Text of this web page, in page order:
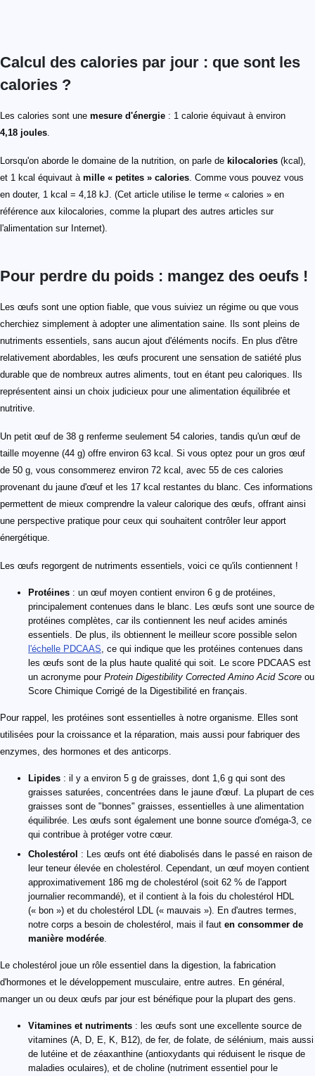
Calcul des calories par jour : que sont les
calories ?
Les calories sont une mesure d'énergie : 1 calorie équivaut à environ
4,18 joules.
Lorsqu'on aborde le domaine de la nutrition, on parle de kilocalories (kcal),
et 1 kcal équivaut à mille « petites » calories. Comme vous pouvez vous
en douter, 1 kcal = 4,18 kJ. (Cet article utilise le terme « calories » en
référence aux kilocalories, comme la plupart des autres articles sur
l'alimentation sur Internet).
Pour perdre du poids : mangez des oeufs !
Les œufs sont une option fiable, que vous suiviez un régime ou que vous
cherchiez simplement à adopter une alimentation saine. Ils sont pleins de
nutriments essentiels, sans aucun ajout d'éléments nocifs. En plus d'être
relativement abordables, les œufs procurent une sensation de satiété plus
durable que de nombreux autres aliments, tout en étant peu caloriques. Ils
représentent ainsi un choix judicieux pour une alimentation équilibrée et
nutritive.
Un petit œuf de 38 g renferme seulement 54 calories, tandis qu'un œuf de
taille moyenne (44 g) offre environ 63 kcal. Si vous optez pour un gros œuf
de 50 g, vous consommerez environ 72 kcal, avec 55 de ces calories
provenant du jaune d'œuf et les 17 kcal restantes du blanc. Ces informations
permettent de mieux comprendre la valeur calorique des œufs, offrant ainsi
une perspective pratique pour ceux qui souhaitent contrôler leur apport
énergétique.
Les œufs regorgent de nutriments essentiels, voici ce qu'ils contiennent !
Protéines : un œuf moyen contient environ 6 g de protéines,
principalement contenues dans le blanc. Les œufs sont une source de
protéines complètes, car ils contiennent les neuf acides aminés
essentiels. De plus, ils obtiennent le meilleur score possible selon
l'échelle PDCAAS, ce qui indique que les protéines contenues dans
les œufs sont de la plus haute qualité qui soit. Le score PDCAAS est
un acronyme pour Protein Digestibility Corrected Amino Acid Score ou
Score Chimique Corrigé de la Digestibilité en français.
Pour rappel, les protéines sont essentielles à notre organisme. Elles sont
utilisées pour la croissance et la réparation, mais aussi pour fabriquer des
enzymes, des hormones et des anticorps.
Lipides : il y a environ 5 g de graisses, dont 1,6 g qui sont des
graisses saturées, concentrées dans le jaune d'œuf. La plupart de ces
graisses sont de "bonnes" graisses, essentielles à une alimentation
équilibrée. Les œufs sont également une bonne source d'oméga-3, ce
qui contribue à protéger votre cœur.
Cholestérol : Les œufs ont été diabolisés dans le passé en raison de
leur teneur élevée en cholestérol. Cependant, un œuf moyen contient
approximativement 186 mg de cholestérol (soit 62 % de l'apport
journalier recommandé), et il contient à la fois du cholestérol HDL
(« bon ») et du cholestérol LDL (« mauvais »). En d'autres termes,
notre corps a besoin de cholestérol, mais il faut en consommer de
manière modérée.
Le cholestérol joue un rôle essentiel dans la digestion, la fabrication
d'hormones et le développement musculaire, entre autres. En général,
manger un ou deux œufs par jour est bénéfique pour la plupart des gens.
Vitamines et nutriments : les œufs sont une excellente source de
vitamines (A, D, E, K, B12), de fer, de folate, de sélénium, mais aussi
de lutéine et de zéaxanthine (antioxydants qui réduisent le risque de
maladies oculaires), et de choline (nutriment essentiel pour le